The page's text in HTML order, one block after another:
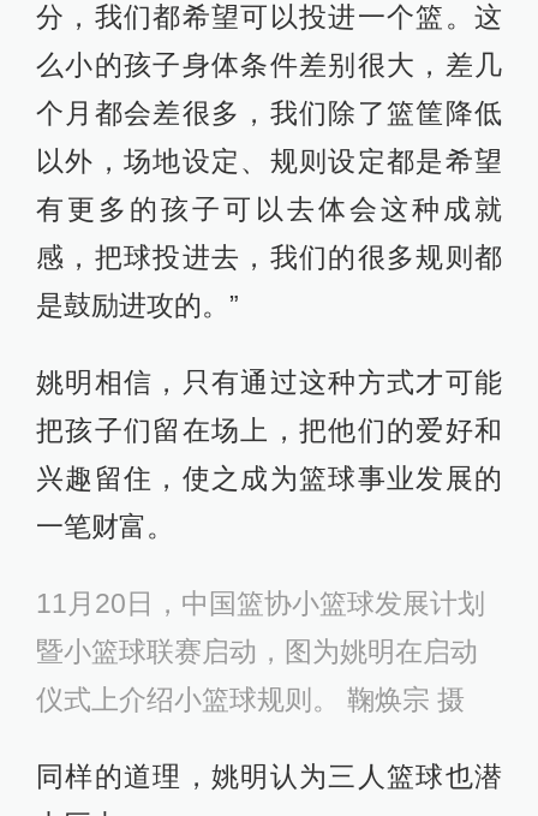
分，我们都希望可以投进一个篮。这
么小的孩子身体条件差别很大，差几
个月都会差很多，我们除了篮筐降低
以外，场地设定、规则设定都是希望
有更多的孩子可以去体会这种成就
感，把球投进去，我们的很多规则都
是鼓励进攻的。”
姚明相信，只有通过这种方式才可能
把孩子们留在场上，把他们的爱好和
兴趣留住，使之成为篮球事业发展的
一笔财富。
11月20日，中国篮协小篮球发展计划
暨小篮球联赛启动，图为姚明在启动
仪式上介绍小篮球规则。 鞠焕宗 摄
同样的道理，姚明认为三人篮球也潜